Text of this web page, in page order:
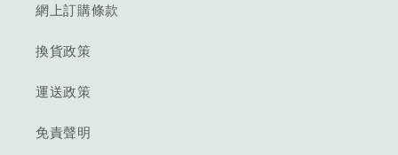
網上訂購條款
換貨政策
運送政策
免責聲明